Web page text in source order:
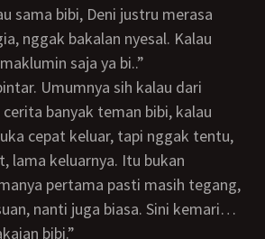
nggak bakalan nyesal. Kalau
saja ya bi..”
banyak teman bibi, kalau
cepat keluar, tapi nggak tentu,
lama keluarnya. Itu bukan
pertama pasti masih tegang,
nanti juga biasa. Sini kemari…
bibi.”